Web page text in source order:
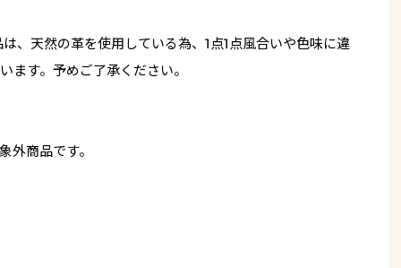
、天然の革を使用している為、1点1点風合いや色味に違
ます。予めご了承ください。
外商品です。